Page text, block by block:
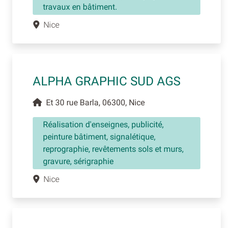
travaux en bâtiment.
Nice
ALPHA GRAPHIC SUD AGS
Et 30 rue Barla, 06300, Nice
Réalisation d'enseignes, publicité,
peinture bâtiment, signalétique,
reprographie, revêtements sols et murs,
gravure, sérigraphie
Nice